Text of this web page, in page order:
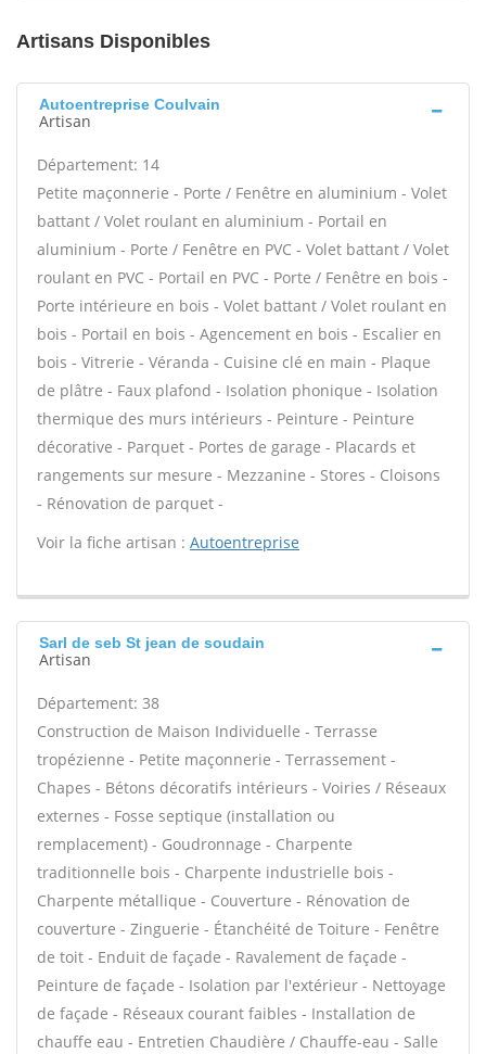
Artisans Disponibles
Autoentreprise Coulvain
Artisan
Département: 14
Petite maçonnerie - Porte / Fenêtre en aluminium - Volet
battant / Volet roulant en aluminium - Portail en
aluminium - Porte / Fenêtre en PVC - Volet battant / Volet
roulant en PVC - Portail en PVC - Porte / Fenêtre en bois -
Porte intérieure en bois - Volet battant / Volet roulant en
bois - Portail en bois - Agencement en bois - Escalier en
bois - Vitrerie - Véranda - Cuisine clé en main - Plaque
de plâtre - Faux plafond - Isolation phonique - Isolation
thermique des murs intérieurs - Peinture - Peinture
décorative - Parquet - Portes de garage - Placards et
rangements sur mesure - Mezzanine - Stores - Cloisons
- Rénovation de parquet -
Voir la fiche artisan : Autoentreprise
Sarl de seb St jean de soudain
Artisan
Département: 38
Construction de Maison Individuelle - Terrasse
tropézienne - Petite maçonnerie - Terrassement -
Chapes - Bétons décoratifs intérieurs - Voiries / Réseaux
externes - Fosse septique (installation ou
remplacement) - Goudronnage - Charpente
traditionnelle bois - Charpente industrielle bois -
Charpente métallique - Couverture - Rénovation de
couverture - Zinguerie - Étanchéité de Toiture - Fenêtre
de toit - Enduit de façade - Ravalement de façade -
Peinture de façade - Isolation par l'extérieur - Nettoyage
de façade - Réseaux courant faibles - Installation de
chauffe eau - Entretien Chaudière / Chauffe-eau - Salle